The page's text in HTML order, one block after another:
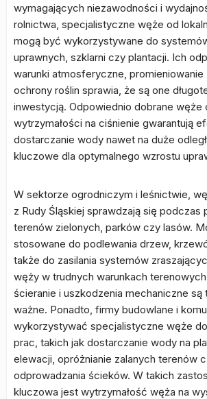
wymagających niezawodności i
rolnictwa, specjalistyczne węże od
mogą być wykorzystywane do
uprawnych, szklarni czy plantacji. Ich
warunki atmosferyczne, promieniowanie
ochrony roślin sprawia, że są one
inwestycją. Odpowiednio dobrane węże
wytrzymałości na ciśnienie gwarantują
dostarczanie wody nawet na duże
kluczowe dla optymalnego wzrostu
W sektorze ogrodniczym i leśnictwie,
z Rudy Śląskiej sprawdzają się podczas
terenów zielonych, parków czy lasów.
stosowane do podlewania drzew,
także do zasilania systemów
węży w trudnych warunkach
ścieranie i uszkodzenia mechaniczne są
ważne. Ponadto, firmy budowlane i
wykorzystywać specjalistyczne węże
prac, takich jak dostarczanie wody na
elewacji, opróżnianie zalanych terenów
odprowadzania ścieków. W takich
kluczowa jest wytrzymałość węża na